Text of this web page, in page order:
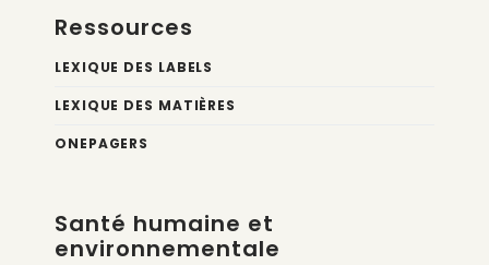
Ressources
LEXIQUE DES LABELS
LEXIQUE DES MATIÈRES
ONEPAGERS
Santé humaine et
environnementale